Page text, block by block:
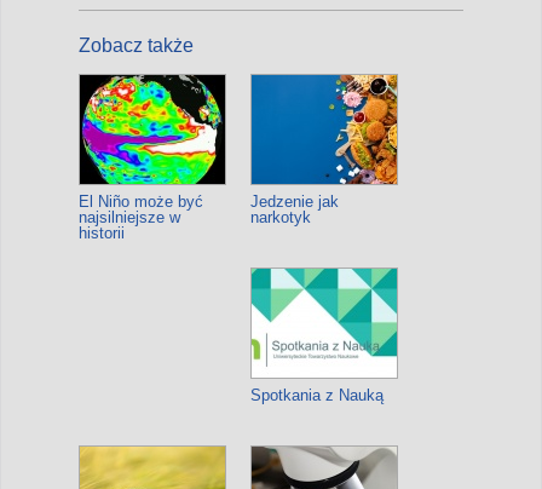
Zobacz także
El Niño może być
najsilniejsze w
historii
Jedzenie jak
narkotyk
Spotkania z Nauką